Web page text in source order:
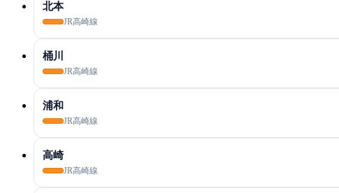
北本
JR高崎線
桶川
JR高崎線
浦和
JR高崎線
高崎
JR高崎線